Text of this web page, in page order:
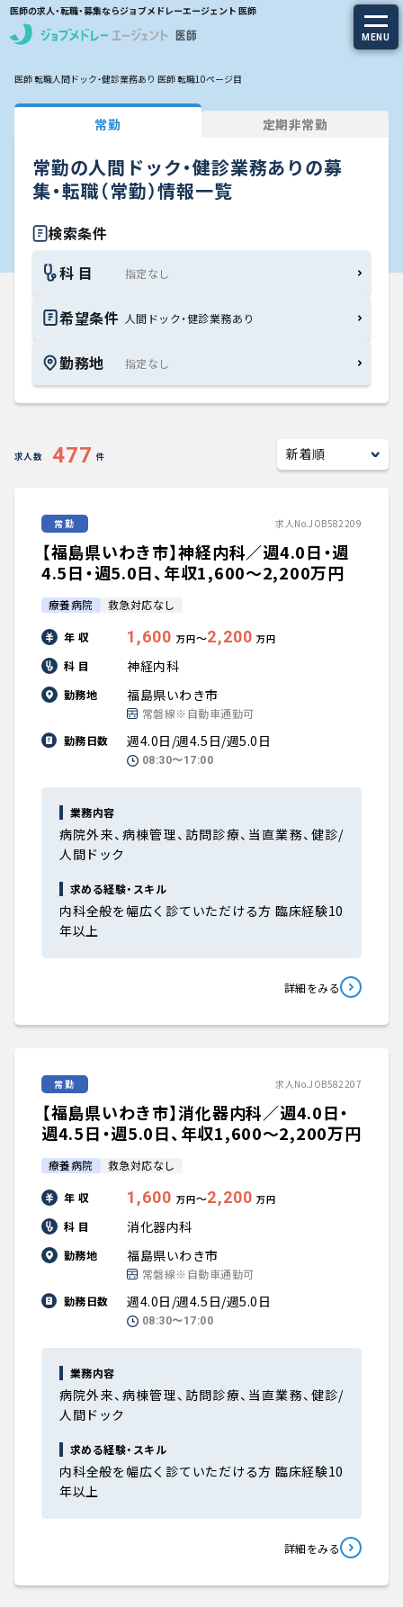
医師の求人・転職・募集ならジョブメドレーエージェント 医師
MENU
求人を探す
常勤の求人
定期非常勤の求人
特集から探す
エージェントサービス
エージェントサービスTOP
サービスの流れ
知りたい・聞きたい
転職成功事例
医師の転職マニュアル
データで見る医師の平均年収
医師に役立つ取材記事
医師 転職人間ドック・健診業務あり 医師 転職10ページ目
常勤 定期非常勤
常勤の人間ドック・健診業務ありの募
集・転職（常勤）情報一覧
検索条件
科 目
希望条件 人間ドック・健診業務あり
勤務地
求人数 477 件
常勤 求人No.JOB582209
【福島県いわき市】神経内科／週4.0日・週
4.5日・週5.0日、年収1,600〜2,200万円
療養病院 救急対応なし
年 収 1,600 万円〜2,200 万円
科 目 神経内科
勤務地 福島県いわき市
常磐線※自動車通勤可
勤務日数
週4.0日/週4.5日/週5.0日
08:30〜17:00
業務内容
病院外来、病棟管理、訪問診療、当直業務、健診/
人間ドック
求める経験・スキル
内科全般を幅広く診ていただける方 臨床経験10
年以上
詳細をみる
常勤 求人No.JOB582207
【福島県いわき市】消化器内科／週4.0日・
週4.5日・週5.0日、年収1,600〜2,200万円
療養病院 救急対応なし
年 収 1,600 万円〜2,200 万円
科 目 消化器内科
勤務地 福島県いわき市
常磐線※自動車通勤可
勤務日数
週4.0日/週4.5日/週5.0日
08:30〜17:00
業務内容
病院外来、病棟管理、訪問診療、当直業務、健診/
人間ドック
求める経験・スキル
内科全般を幅広く診ていただける方 臨床経験10
年以上
詳細をみる